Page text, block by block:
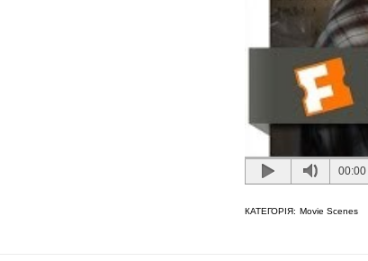
00:00
КАТЕГОРІЯ: Movie Scenes